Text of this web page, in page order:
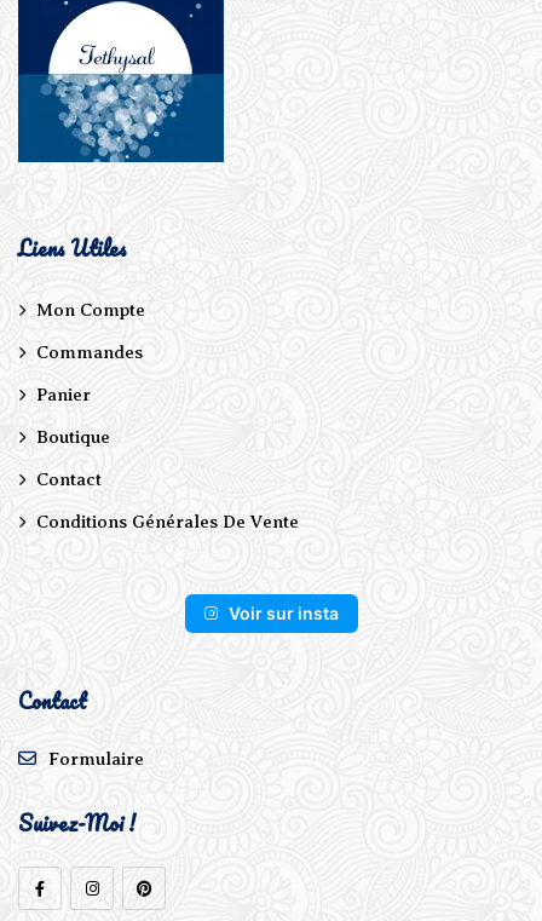
Liens Utiles
Mon Compte
Commandes
Panier
Boutique
Contact
Conditions Générales De Vente
Voir sur insta
Contact
Formulaire
Suivez-Moi !